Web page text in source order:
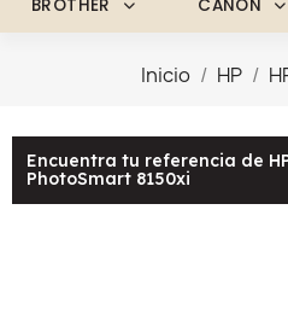
BROTHER CANON
Inicio HP
Encuentra tu referencia de
PhotoSmart 8150xi